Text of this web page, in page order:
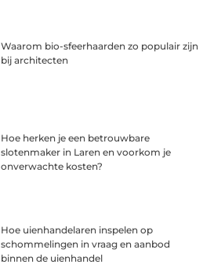
Waarom bio-sfeerhaarden zo populair zijn
bij architecten
Hoe herken je een betrouwbare
slotenmaker in Laren en voorkom je
onverwachte kosten?
Hoe uienhandelaren inspelen op
schommelingen in vraag en aanbod
binnen de uienhandel